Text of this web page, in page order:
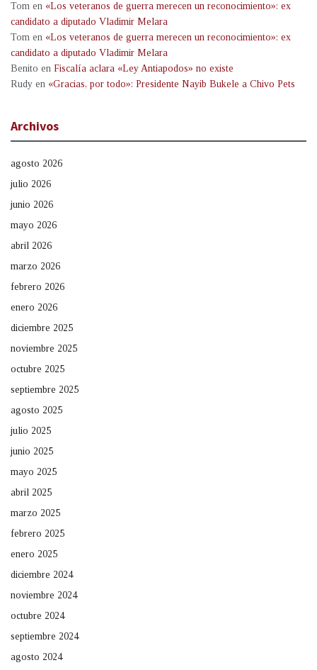
Tom en «Los veteranos de guerra merecen un reconocimiento»: ex
candidato a diputado Vladimir Melara
Tom en «Los veteranos de guerra merecen un reconocimiento»: ex
candidato a diputado Vladimir Melara
Benito en Fiscalía aclara «Ley Antiapodos» no existe
Rudy en «Gracias, por todo»: Presidente Nayib Bukele a Chivo Pets
Archivos
agosto 2026
julio 2026
junio 2026
mayo 2026
abril 2026
marzo 2026
febrero 2026
enero 2026
diciembre 2025
noviembre 2025
octubre 2025
septiembre 2025
agosto 2025
julio 2025
junio 2025
mayo 2025
abril 2025
marzo 2025
febrero 2025
enero 2025
diciembre 2024
noviembre 2024
octubre 2024
septiembre 2024
agosto 2024